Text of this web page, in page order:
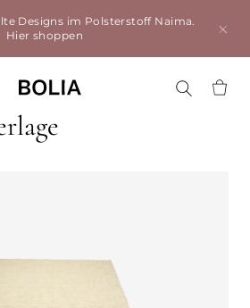
Designs im Polsterstoff Naima.
Hier shoppen